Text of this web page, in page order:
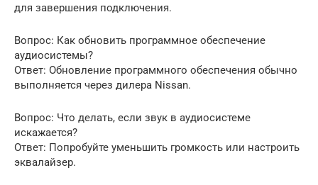
для завершения подключения.
Вопрос: Как обновить программное обеспечение
аудиосистемы?
Ответ: Обновление программного обеспечения обычно
выполняется через дилера Nissan.
Вопрос: Что делать, если звук в аудиосистеме
искажается?
Ответ: Попробуйте уменьшить громкость или настроить
эквалайзер.